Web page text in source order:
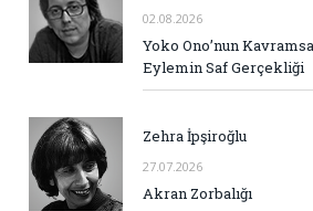
02.08.2026
Yoko Ono’nun
Eylemin Saf Gerçekliği
Zehra İpşiroğlu
27.07.2026
Akran Zorbalığı